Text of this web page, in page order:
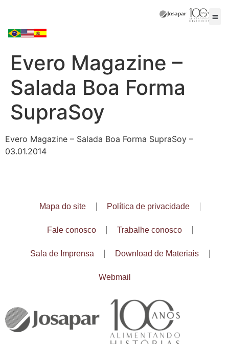
Evero Magazine –
Salada Boa Forma
SupraSoy
Evero Magazine – Salada Boa Forma SupraSoy –
03.01.2014
Mapa do site Política de privacidade
Fale conosco Trabalhe conosco
Sala de Imprensa Download de Materiais
Webmail